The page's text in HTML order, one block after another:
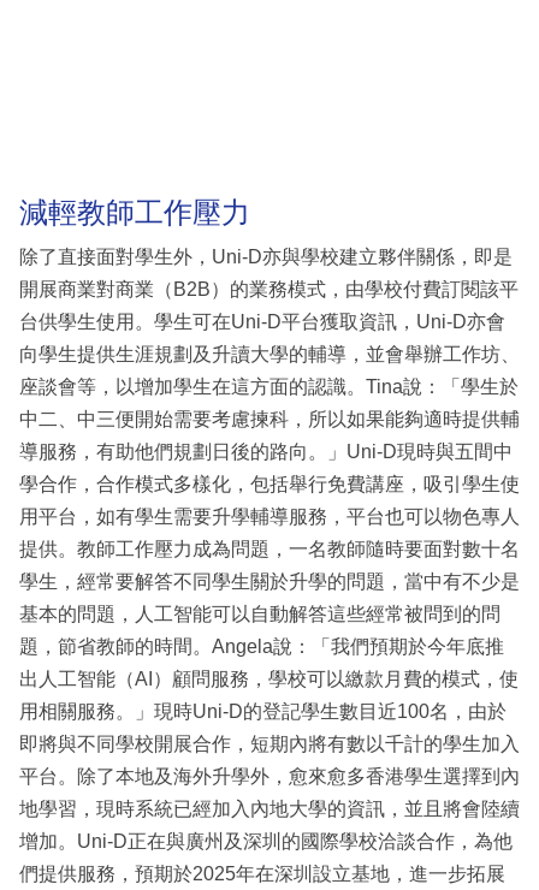
減輕教師工作壓力
除了直接面對學生外，Uni-D亦與學校建立夥伴關係，即是
開展商業對商業（B2B）的業務模式，由學校付費訂閱該平
台供學生使用。學生可在Uni-D平台獲取資訊，Uni-D亦會
向學生提供生涯規劃及升讀大學的輔導，並會舉辦工作坊、
座談會等，以增加學生在這方面的認識。Tina說：「學生於
中二、中三便開始需要考慮揀科，所以如果能夠適時提供輔
導服務，有助他們規劃日後的路向。」Uni-D現時與五間中
學合作，合作模式多樣化，包括舉行免費講座，吸引學生使
用平台，如有學生需要升學輔導服務，平台也可以物色專人
提供。教師工作壓力成為問題，一名教師隨時要面對數十名
學生，經常要解答不同學生關於升學的問題，當中有不少是
基本的問題，人工智能可以自動解答這些經常被問到的問
題，節省教師的時間。Angela說：「我們預期於今年底推
出人工智能（AI）顧問服務，學校可以繳款月費的模式，使
用相關服務。」現時Uni-D的登記學生數目近100名，由於
即將與不同學校開展合作，短期內將有數以千計的學生加入
平台。除了本地及海外升學外，愈來愈多香港學生選擇到內
地學習，現時系統已經加入內地大學的資訊，並且將會陸續
增加。Uni-D正在與廣州及深圳的國際學校洽談合作，為他
們提供服務，預期於2025年在深圳設立基地，進一步拓展